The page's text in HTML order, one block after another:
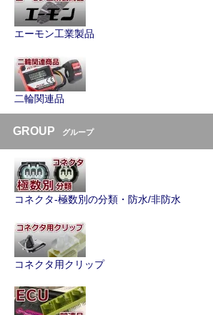
エーモン工業製品
二輪関連品
GROUP グループ
コネクタ-極数別の分類・防水/非防水
コネクタ用クリップ